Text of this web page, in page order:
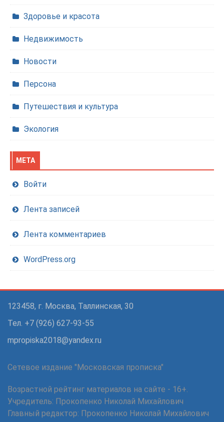
Здоровье и красота
Недвижимость
Новости
Персона
Путешествия и культура
Экология
МЕТА
Войти
Лента записей
Лента комментариев
WordPress.org
123458, г. Москва, Таллинская, 30
Тел. +7 (926) 627-93-55
mpropiska2018@yandex.ru
Сетевое издание "Московская прописка"
Возрастной рейтинг материалов на сайте - 16+.
Учредитель: Прокопенко Николай Михайлович
Главный редактор: Прокопенко Николай Михайлович